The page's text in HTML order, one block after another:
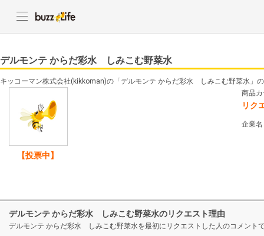
デルモンテ からだ彩水 しみこむ野菜水
キッコーマン株式会社(kikkoman)の「デルモンテ からだ彩水 しみこむ野菜水」
【投票中】
商品
リク
企業
デルモンテ からだ彩水 しみこむ野菜水のリクエスト理由
デルモンテ からだ彩水 しみこむ野菜水を最初にリクエストした人のコメント